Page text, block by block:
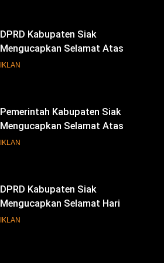
DPRD Kabupaten Siak
Mengucapkan Selamat Atas
Pengambilan Sumpah Jabatan
IKLAN
Pemerintah Kabupaten Siak
Mengucapkan Selamat Atas
Pengambilan Sumpah Jabatan
IKLAN
DPRD Kabupaten Siak
Mengucapkan Selamat Hari
Pendidikan Nasional
IKLAN